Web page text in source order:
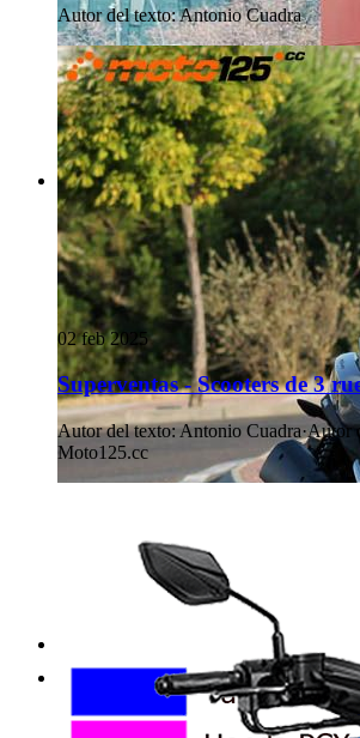
Autor del texto:Antonio Cuadra
02 feb 2025
Superventas - Scooters de 3
Autor del texto:Antonio Cuadra·Autor
Moto125.cc